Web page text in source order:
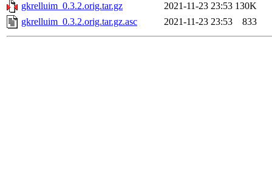
gkrelluim_0.3.2.orig.tar.gz
2021-11-23 23:53 130K
gkrelluim_0.3.2.orig.tar.gz.asc
2021-11-23 23:53 833